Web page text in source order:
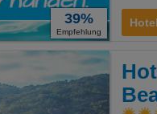
39%
Empfehlung